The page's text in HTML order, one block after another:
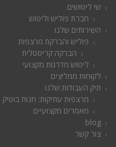
שי ליטושים
חברת פוליש וליטוש
השירותים שלנו
פוליש והברקת מרצפות
הברקה קריסטלית
ליטוש מדרגות מקצועי
לקוחות ממליצים
תיק העבודות שלנו
מרצפות עתיקות: חנות בוטיק
מאמרים מקצועיים
blog
צור קשר